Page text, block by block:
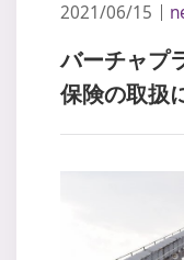
2021/06/15
バーチャプ
保険の取扱